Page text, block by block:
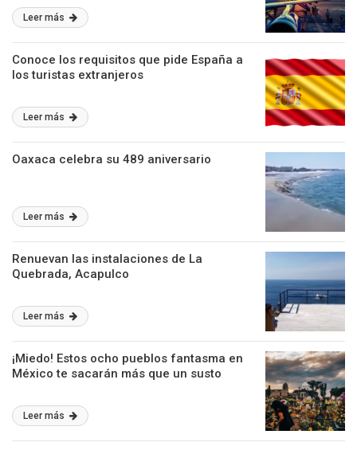
Leer más
Conoce los requisitos que pide España a
los turistas extranjeros
Leer más
Oaxaca celebra su 489 aniversario
Leer más
Renuevan las instalaciones de La
Quebrada, Acapulco
Leer más
¡Miedo! Estos ocho pueblos fantasma en
México te sacarán más que un susto
Leer más